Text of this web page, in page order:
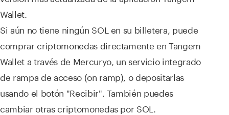
Wallet.
Si aún no tiene ningún SOL en su billetera, puede
comprar criptomonedas directamente en Tangem
Wallet a través de Mercuryo, un servicio integrado
de rampa de acceso (on ramp), o depositarlas
usando el botón "Recibir". También puedes
cambiar otras criptomonedas por SOL.